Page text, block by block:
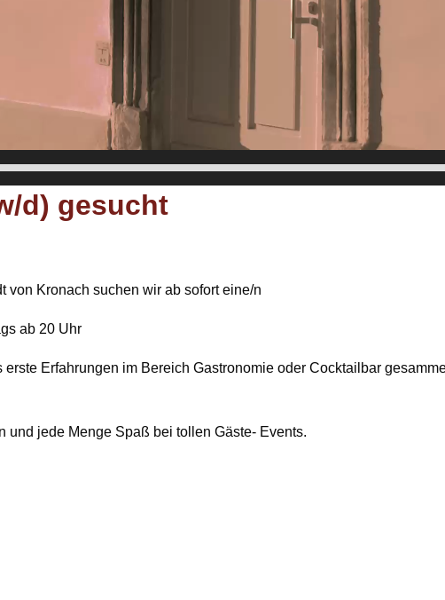
d) gesucht
von Kronach suchen wir ab sofort eine/n
ab 20 Uhr
Erfahrungen im Bereich Gastronomie oder Cocktailbar
und jede Menge Spaß bei tollen Gäste- Events.